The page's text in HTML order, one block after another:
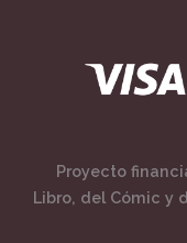
Proyecto
Libro, del Cómic y